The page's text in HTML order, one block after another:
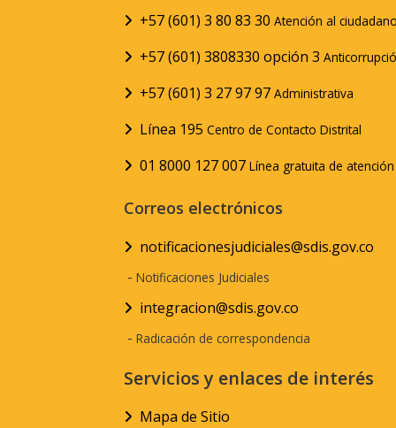
+57 (601) 3 80 83 30 Atención al
+57 (601) 3808330 opción 3
+57 (601) 3 27 97 97 Administrativa
Línea 195 Centro de Contacto Distrital
01 8000 127 007 Línea gratuita de
Correos electrónicos
notificacionesjudiciales@sdis.gov.co
- Notificaciones Judiciales
integracion@sdis.gov.co
- Radicación de correspondencia
Servicios y enlaces de interés
Mapa de Sitio